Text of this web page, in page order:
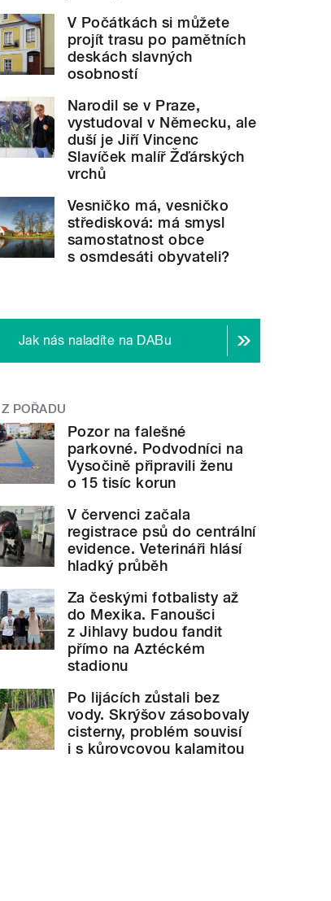
V Počátkách si můžete
projít trasu po pamětních
deskách slavných
osobností
Narodil se v Praze,
vystudoval v Německu, ale
duší je Jiří Vincenc
Slavíček malíř Žďárských
vrchů
Vesničko má, vesničko
středisková: má smysl
samostatnost obce
s osmdesáti obyvateli?
Jak nás naladíte na DABu
POŘADU
Pozor na falešné
parkovné. Podvodníci na
Vysočině připravili ženu
o 15 tisíc korun
V červenci začala
registrace psů do centrální
evidence. Veterináři hlásí
hladký průběh
Za českými fotbalisty až
do Mexika. Fanoušci
z Jihlavy budou fandit
přímo na Aztéckém
stadionu
Po lijácích zůstali bez
vody. Skrýšov zásobovaly
cisterny, problém souvisí
i s kůrovcovou kalamitou